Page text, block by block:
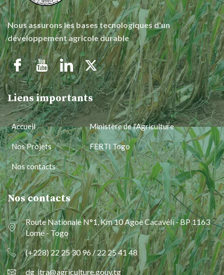
Nous assurons les bases tecnologiques d'un
développement agricole durable
Liens importants
Accueil
Nos Projets
Nos contacts
Ministère de l'Agriculture
FERTI Togo
Nos contacts
Route Nationale N°1, Km 10 Agoè Cacavéli - BP 1163
Lomé - Togo
(+228) 22 25 30 96 / 22 25 41 48
dg_itra@agriculture.gouv.tg